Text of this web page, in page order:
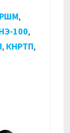
,
100,
, КНРТП,